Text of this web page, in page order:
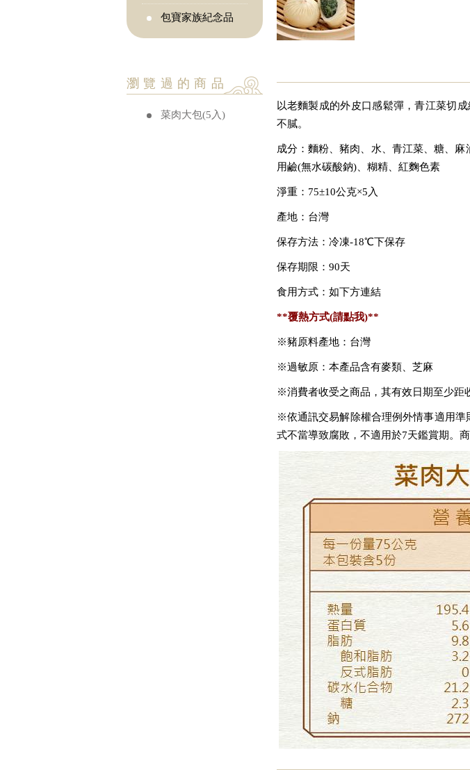
包寶家族紀念品
瀏覽過的商品
菜肉大包(5入)
以老麵製成的外皮口感鬆彈，青江菜切
不膩。
成分：麵粉、豬肉、水、青江菜、糖、麻
用鹼(無水碳酸鈉)、糊精、紅麴色素
淨重：75±10公克×5入
產地：台灣
保存方法：冷凍-18℃下保存
保存期限：90天
食用方式：如下方連結
**覆熱方式(請點我)**
※豬原料產地：台灣
※過敏原：本產品含有麥類、芝麻
※消費者收受之商品，其有效日期至少距
※依通訊交易解除權合理例外情事適用準
式不當導致腐敗，不適用於7天鑑賞期。